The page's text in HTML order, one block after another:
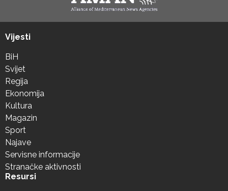
Vijesti
BiH
Svijet
Regija
Ekonomija
Kultura
Magazin
Sport
Najave
Servisne informacije
Stranačke aktivnosti
Resursi